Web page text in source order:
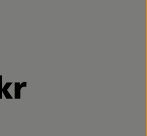
verbraucher
www.oekokiste.de/
lammertzhof/
www.instagram.com/
zu https://www.youtube.com/
Externer Link zu https://